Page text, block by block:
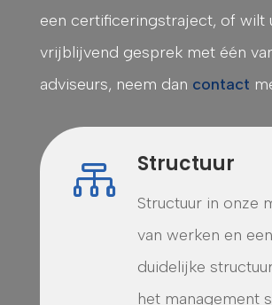
een certificeringstraject, of wilt
vrijblijvend gesprek met één
adviseurs, neem dan contact
 Structuur
Structuur in onze
van werken en een
duidelijke
het management